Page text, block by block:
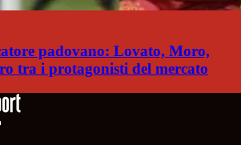
padovano: Lovato, Moro,
tra i protagonisti del mercato